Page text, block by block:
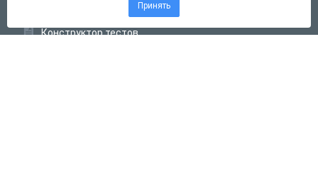
Конструктор тестов
Принять